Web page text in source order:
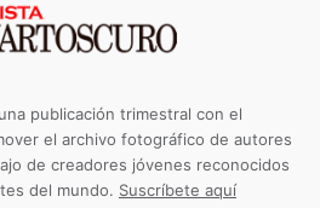
publicación trimestral con el
el archivo fotográfico de autores
de creadores jóvenes reconocidos
del mundo. Suscríbete aquí